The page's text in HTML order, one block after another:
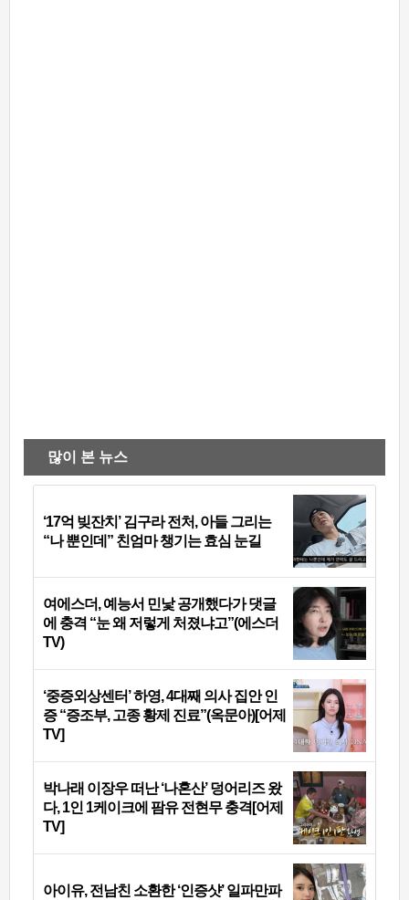
많이 본 뉴스
‘17억 빚잔치’ 김구라 전처, 아들 그리는
“나 뿐인데” 친엄마 챙기는 효심 눈길
여에스더, 예능서 민낯 공개했다가 댓글
에 충격 “눈 왜 저렇게 처졌냐고”(에스더
TV)
‘중증외상센터’ 하영, 4대째 의사 집안 인
증 “증조부, 고종 황제 진료”(옥문아)[어제
TV]
박나래 이장우 떠난 ‘나혼산’ 덩어리즈 왔
다, 1인 1케이크에 팜유 전현무 충격[어제
TV]
아이유, 전남친 소환한 ‘인증샷’ 일파만파